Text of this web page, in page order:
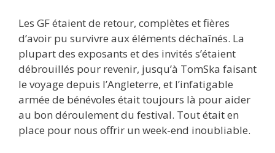
Les GF étaient de retour, complètes et fières
d’avoir pu survivre aux éléments déchaînés. La
plupart des exposants et des invités s’étaient
débrouillés pour revenir, jusqu’à TomSka faisant
le voyage depuis l’Angleterre, et l’infatigable
armée de bénévoles était toujours là pour aider
au bon déroulement du festival. Tout était en
place pour nous offrir un week-end inoubliable.